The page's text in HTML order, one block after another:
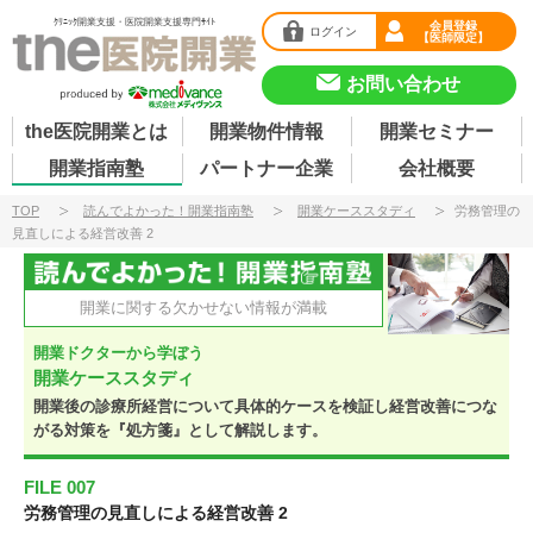
ｸﾘﾆｯｸ開業支援・医院開業支援専門ｻｲﾄ
ログイン
会員登録
【医師限定】
お問い合わせ
the医院開業とは 開業物件情報
開業セミナー
開業指南塾
パートナー企業 会社概要
TOP 読んでよかった！開業指南塾 開業ケーススタディ
労務管理の
見直しによる経営改善 2
読んでよかった！ 開
開業に関する欠かせない情報が満載
開業ドクターから学ぼう
開業ケーススタディ
開業後の診療所経営について具体的ケースを検証し経営改善につな
がる対策を『処方箋』として解説します。
FILE 007
労務管理の見直しによる経営改善 2